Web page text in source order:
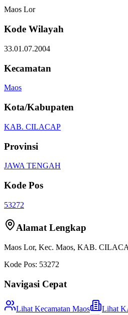
Maos Lor
Kode Wilayah
33.01.07.2004
Kecamatan
Maos
Kota/Kabupaten
KAB. CILACAP
Provinsi
JAWA TENGAH
Kode Pos
53272
Alamat Lengkap
Maos Lor, Kec. Maos, KAB.
Kode Pos: 53272
Navigasi Cepat
Lihat Kecamatan Maos Lihat